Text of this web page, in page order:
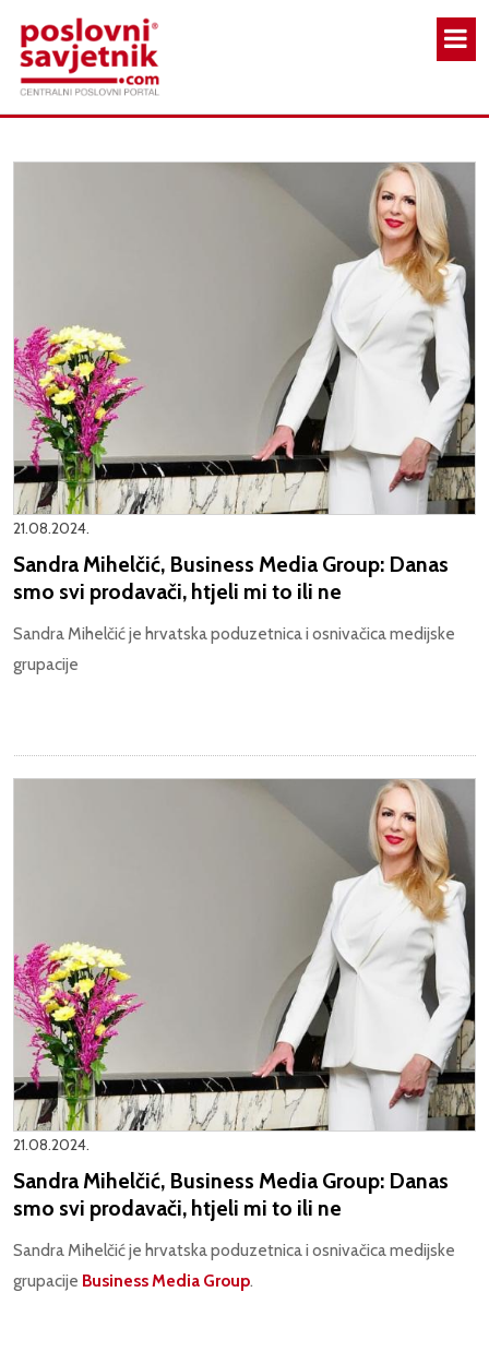
21.08.2024.
Sandra Mihelčić, Business Media Group: Danas
smo svi prodavači, htjeli mi to ili ne
Sandra Mihelčić je hrvatska poduzetnica i osnivačica medijske
grupacije
21.08.2024.
Sandra Mihelčić, Business Media Group: Danas
smo svi prodavači, htjeli mi to ili ne
Sandra Mihelčić je hrvatska poduzetnica i osnivačica medijske
grupacije Business Media Group.